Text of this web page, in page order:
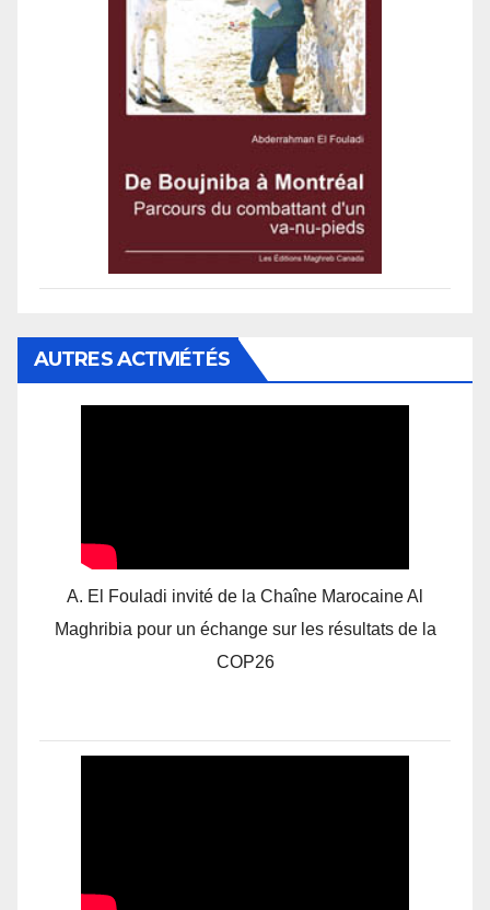
AUTRES ACTIVIÉTÉS
A. El Fouladi invité de la Chaîne Marocaine Al
Maghribia pour un échange sur les résultats de la
COP26